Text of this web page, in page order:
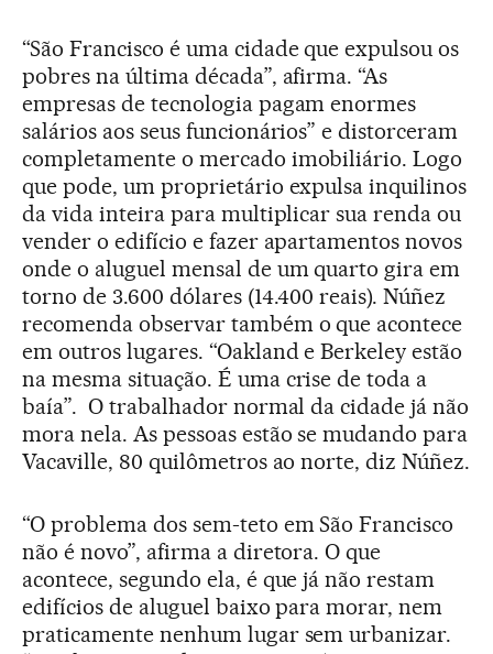
“São Francisco é uma cidade que expulsou os
pobres na última década”, afirma. “As
empresas de tecnologia pagam enormes
salários aos seus funcionários” e distorceram
completamente o mercado imobiliário. Logo
que pode, um proprietário expulsa inquilinos
da vida inteira para multiplicar sua renda ou
vender o edifício e fazer apartamentos novos
onde o aluguel mensal de um quarto gira em
torno de 3.600 dólares (14.400 reais). Núñez
recomenda observar também o que acontece
em outros lugares. “Oakland e Berkeley estão
na mesma situação. É uma crise de toda a
baía”. O trabalhador normal da cidade já não
mora nela. As pessoas estão se mudando para
Vacaville, 80 quilômetros ao norte, diz Núñez.
“O problema dos sem-teto em São Francisco
não é novo”, afirma a diretora. O que
acontece, segundo ela, é que já não restam
edifícios de aluguel baixo para morar, nem
praticamente nenhum lugar sem urbanizar.